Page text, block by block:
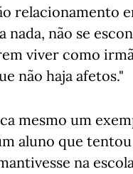
relacionamento
nada, não se
viver como
não haja afetos."
mesmo um
aluno que
na